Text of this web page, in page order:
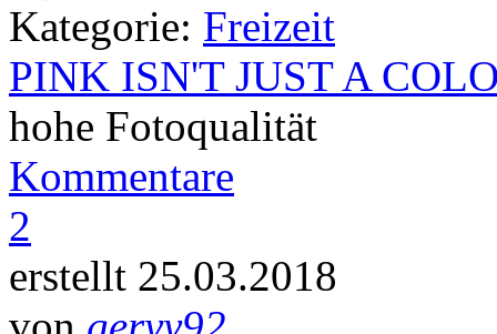
Kategorie: Freizeit
PINK ISN'T JUST A
hohe Fotoqualität
Kommentare
2
erstellt 25.03.2018